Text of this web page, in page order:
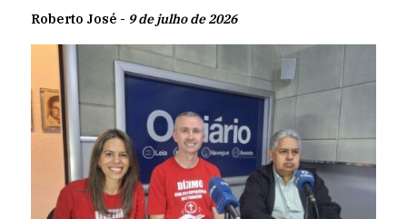
Roberto José - 9 de julho de 2026